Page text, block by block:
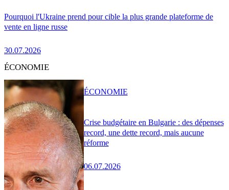
Pourquoi l'Ukraine prend pour cible la plus grande plateforme de
vente en ligne russe
30.07.2026
ÉCONOMIE
Crise budgétaire en Bulgarie : des dépenses
record, une dette record, mais aucune
réforme
06.07.2026
ÉCONOMIE